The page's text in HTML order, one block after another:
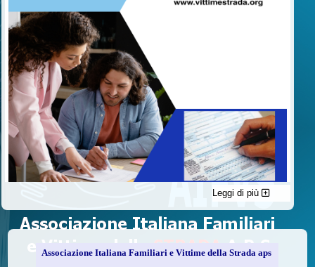
C'è un modo di contribuire alle attività dell’A.I.F.V.S. a favore
delle vittime della strada e per dare giustizia ai superstiti ed ai
loro familiari che non costa nulla: devolvere il 5 per mille della
propria dichiarazione dei redditi all’A.I.F.V.S.
Leggi di più
Associazione Italiana Familiari e Vittime della Strada aps